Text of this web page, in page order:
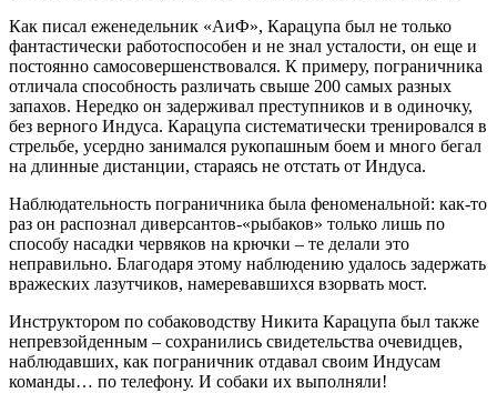
Как писал еженедельник «АиФ», Карацупа был не только
фантастически работоспособен и не знал усталости, он еще и
постоянно самосовершенствовался. К примеру, пограничника
отличала способность различать свыше 200 самых разных
запахов. Нередко он задерживал преступников и в одиночку,
без верного Индуса. Карацупа систематически тренировался в
стрельбе, усердно занимался рукопашным боем и много бегал
на длинные дистанции, стараясь не отстать от Индуса.
Наблюдательность пограничника была феноменальной: как-то
раз он распознал диверсантов-«рыбаков» только лишь по
способу насадки червяков на крючки – те делали это
неправильно. Благодаря этому наблюдению удалось задержать
вражеских лазутчиков, намеревавшихся взорвать мост.
Инструктором по собаководству Никита Карацупа был также
непревзойденным – сохранились свидетельства очевидцев,
наблюдавших, как пограничник отдавал своим Индусам
команды… по телефону. И собаки их выполняли!